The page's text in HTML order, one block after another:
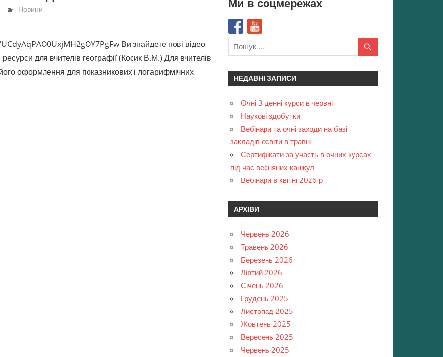
Новини
Ви знайдете нові відео
для вчителів географії (Косик В.М.) Для вчителів
оформлення для показникових і логарифмічних
Ми в соцмережах
НЕДАВНІ ЗАПИСИ
Очні 3 денні курси в червні
Наукові здобутки
Вебінари та очні заходи на базі
закладів освіти в травні
Сертифікати за участь в очних курсах
під час весняних канікул
Вебінари в квітні 2026 р
АРХІВИ
Червень 2026
Травень 2026
Березень 2026
Лютий 2026
Січень 2026
Грудень 2025
Листопад 2025
Жовтень 2025
Вересень 2025
Червень 2025